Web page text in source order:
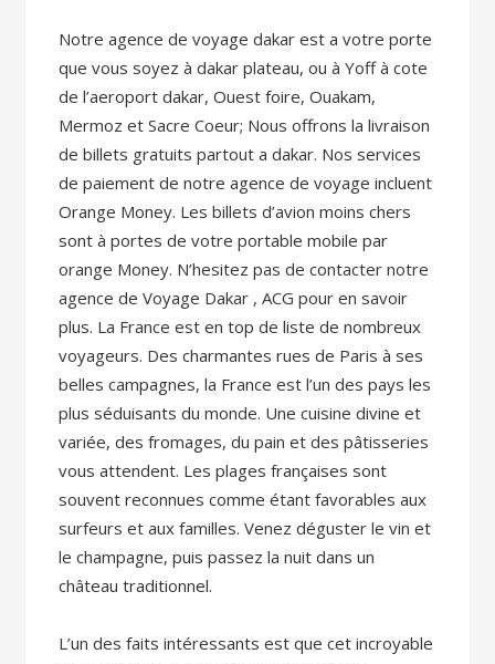
Notre agence de voyage dakar est a votre porte
que vous soyez à dakar plateau, ou à Yoff à cote
de l’aeroport dakar, Ouest foire, Ouakam,
Mermoz et Sacre Coeur; Nous offrons la livraison
de billets gratuits partout a dakar. Nos services
de paiement de notre agence de voyage incluent
Orange Money. Les billets d’avion moins chers
sont à portes de votre portable mobile par
orange Money. N’hesitez pas de contacter notre
agence de Voyage Dakar , ACG pour en savoir
plus. La France est en top de liste de nombreux
voyageurs. Des charmantes rues de Paris à ses
belles campagnes, la France est l’un des pays les
plus séduisants du monde. Une cuisine divine et
variée, des fromages, du pain et des pâtisseries
vous attendent. Les plages françaises sont
souvent reconnues comme étant favorables aux
surfeurs et aux familles. Venez déguster le vin et
le champagne, puis passez la nuit dans un
château traditionnel.
L’un des faits intéressants est que cet incroyable